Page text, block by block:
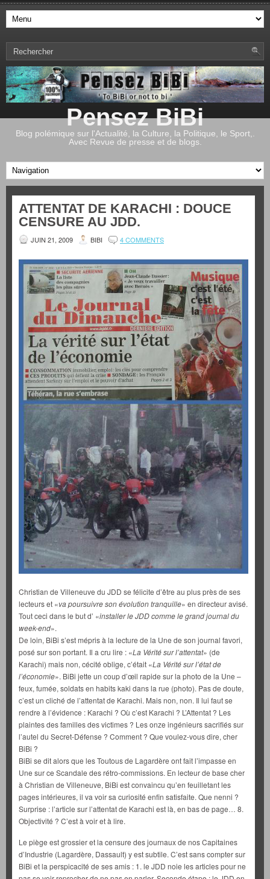
Pensez BiBi
Blog polémique sur l'Actualité, la Culture, la Politique, le Sport,.
Avec Revue de presse et de blogs.
ATTENTAT DE KARACHI : DOUCE
CENSURE AU JDD.
JUIN 21, 2009 BIBI 4 COMMENTS
Christian de Villeneuve du JDD se félicite d’être au plus près de ses
lecteurs et «va poursuivre son évolution tranquille» en directeur avisé.
Tout ceci dans le but d’ «installer le JDD comme le grand journal du
week-end».
De loin, BiBi s’est mépris à la lecture de la Une de son journal favori,
posé sur son portant. Il a cru lire : «La Vérité surl’attentat» (de
Karachi) mais non, cécité oblige, c’était «La Vérité sur l’état de
l’économie». BiBi jette un coup d’œil rapide sur la photo de la Une –
feux, fumée, soldats en habits kaki dans la rue (photo). Pas de doute,
c’est un cliché de l’attentat de Karachi. Mais non, non. Il lui faut se
rendre à l’évidence : Karachi ? Où c’est Karachi ? L’Attentat ? Les
plaintes des familles des victimes ? Les onze ingénieurs sacrifiés sur
l’autel du Secret-Défense ? Comment ? Que voulez-vous dire, cher
BiBi ?
BiBi se dit alors que les Toutous de Lagardère ont fait l’impasse en
Une sur ce Scandale des rétro-commissions. En lecteur de base cher
à Christian de Villeneuve, BiBi est convaincu qu’en feuilletant les
pages intérieures, il va voir sa curiosité enfin satisfaite. Que nenni ?
Surprise : l’article sur l’attentat de Karachi est là, en bas de page… 8.
Objectivité ? C’est à voir et à lire.
Le piège est grossier et la censure des journaux de nos Capitaines
d’Industrie (Lagardère, Dassault) y est subtile. C’est sans compter sur
BiBi et la perspicacité de ses amis : 1. le JDD noie les articles pour ne